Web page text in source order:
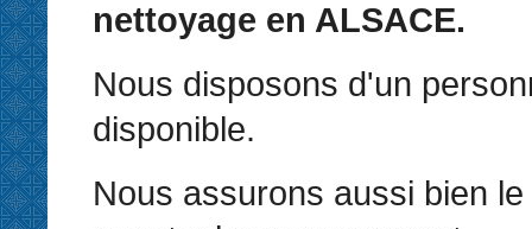
nettoyage en ALSACE.
Nous disposons d'un
disponible.
Nous assurons aussi bien